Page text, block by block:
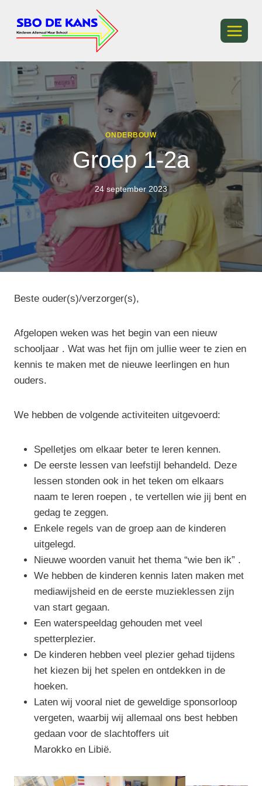
naar
ONDERBOUW
Groep 1-2a
24 september 2023
Beste ouder(s)/verzorger(s),
Afgelopen weken was het begin van een nieuw
schooljaar . Wat was het fijn om jullie weer te zien en
kennis te maken met de nieuwe leerlingen en hun
ouders.
We hebben de volgende activiteiten uitgevoerd:
Spelletjes om elkaar beter te leren kennen.
De eerste lessen van leefstijl behandeld. Deze
lessen stonden ook in het teken om elkaars
naam te leren roepen , te vertellen wie jij bent en
gedag te zeggen.
Enkele regels van de groep aan de kinderen
uitgelegd.
Nieuwe woorden vanuit het thema “wie ben ik” .
We hebben de kinderen kennis laten maken met
mediawijsheid en de eerste muzieklessen zijn
van start gegaan.
Een waterspeeldag gehouden met veel
spetterplezier.
De kinderen hebben veel plezier gehad tijdens
het kiezen bij het spelen en ontdekken in de
hoeken.
Laten wij vooral niet de geweldige sponsorloop
vergeten, waarbij wij allemaal ons best hebben
gedaan voor de slachtoffers uit
Marokko en Libië.